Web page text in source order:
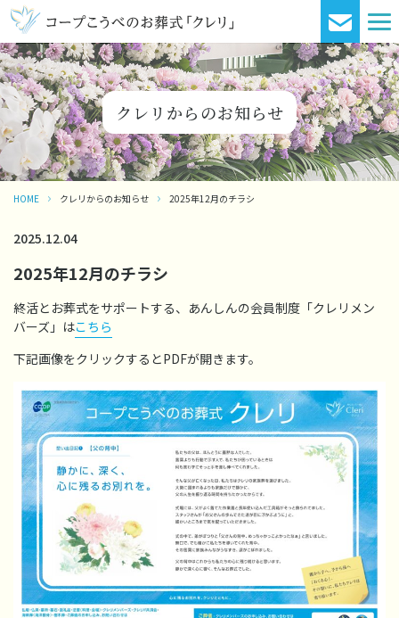
クレリからのお知らせ
HOME クレリからのお知らせ 2025年12月のチラシ
2025.12.04
2025年12月のチラシ
終活とお葬式をサポートする、あんしんの会員制度「クレリメン
バーズ」はこちら
下記画像をクリックするとPDFが開きます。